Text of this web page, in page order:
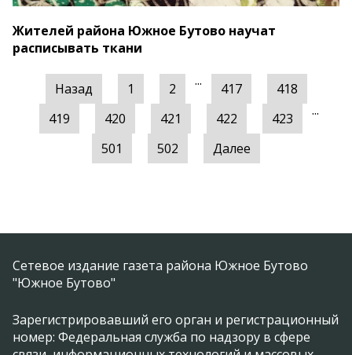
Жителей района Южное Бутово научат
расписывать ткани
Назад 1 2 ... 417
418
419
420 421 422 423 ...
501 502 Далее
Сетевое издание газета района Южное Бутово
"Южное Бутово"
Зарегистрировавший его орган и регистрационный
номер: Федеральная служба по надзору в сфере